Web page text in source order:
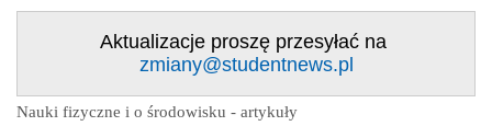
Aktualizacje proszę przesyłać na
zmiany@studentnews.pl
Nauki fizyczne i o środowisku - artykuły